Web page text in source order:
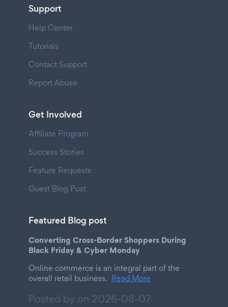
Support
Help Center
Tutorials
Contact Support
Report Abuse
Get Involved
Affiliate Program
Success Stories
Feature Requests
Guest Blog Post
Featured Blog post
Converting Cross-Border Shoppers During
Black Friday & Cyber Monday
Online commerce is an integral part of the
overall retail business. Read More
Posted by on 2026-08-07